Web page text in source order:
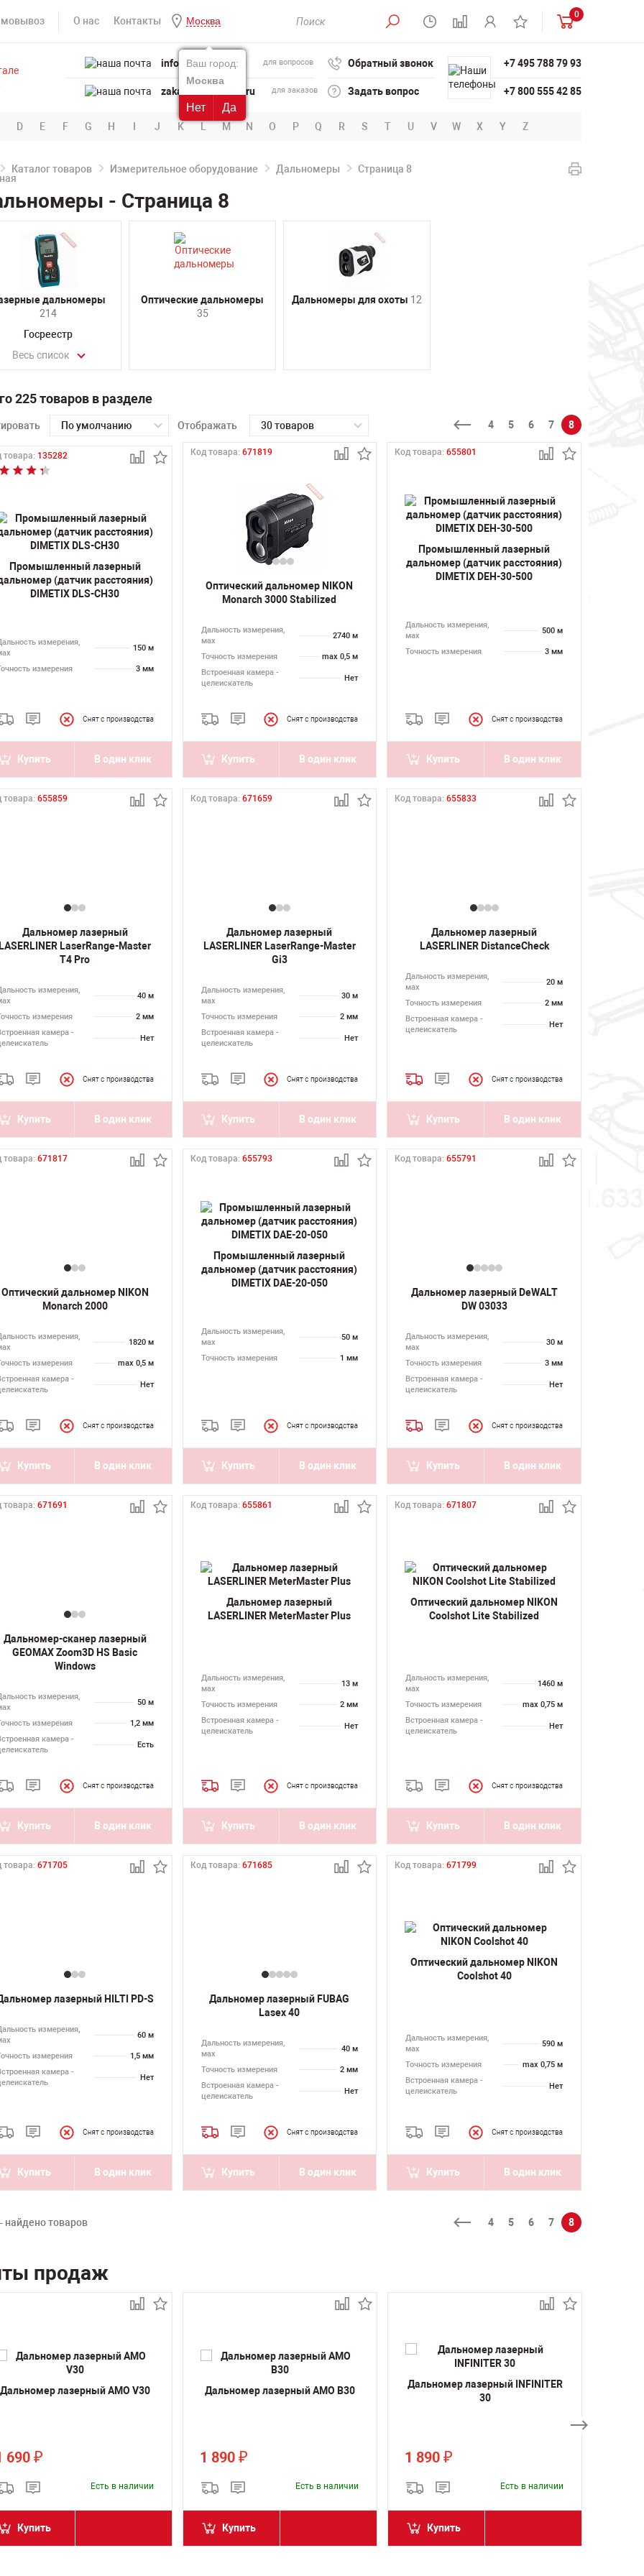
О нас Контакты Москва
Ваш город:
Москва
Нет Да
0
info@powertool.ru для вопросов
zakaz@powertool.ru для заказов
Обратный звонок
Задать вопрос
+7 495 788 79 93
+7 800 555 42 85
D E F G H I J K L M N O P Q R S T U V W X Y Z
Каталог товаров Измерительное оборудование Дальномеры Страница 8
- Страница 8
дальномеры
214
Госреестр
Весь список
Оптические дальномеры
35
Дальномеры для охоты 12
225 товаров в разделе
По умолчанию Отображать 30 товаров 4 5 6 7 8
товара: 135282
Промышленный лазерный
(датчик расстояния)
DIMETIX DLS-CH30
измерения,
150 м
измерения 3 мм
Купить В один клик
Код товара: 671819
Оптический дальномер NIKON
Monarch 3000 Stabilized
Дальность измерения,
мах
2740 м
Точность измерения
max 0,5 м
Встроенная камера -
целеискатель
Нет
Купить В один клик
Код товара:655801
Промышленный лазерный
дальномер (датчик расстояния)
DIMETIX DEH-30-500
Дальность измерения,
мах
500 м
Точность измерения 3 мм
Купить В один клик
товара: 655859
Дальномер лазерный
LaserRange-Master
T4 Pro
измерения,
40 м
измерения
2 мм
камера -
Нет
Купить В один клик
Код товара: 671659
Дальномер лазерный
LASERLINER LaserRange-Master
Gi3
Дальность измерения,
мах
30 м
Точность измерения
2 мм
Встроенная камера -
целеискатель
Нет
Купить В один клик
Код товара:655833
Дальномер лазерный
LASERLINER DistanceCheck
Дальность измерения,
мах
20 м
Точность измерения
2 мм
Встроенная камера -
целеискатель
Нет
Купить В один клик
товара: 671817
Оптический дальномер NIKON
Monarch 2000
измерения,
1820 м
измерения
max 0,5 м
камера -
Нет
Купить В один клик
Код товара: 655793
Промышленный лазерный
дальномер (датчик расстояния)
DIMETIX DAE-20-050
Дальность измерения,
мах
50 м
Точность измерения 1 мм
Купить В один клик
Код товара:655791
Дальномер лазерный DeWALT
DW 03033
Дальность измерения,
мах
30 м
Точность измерения
3 мм
Встроенная камера -
целеискатель
Нет
Купить В один клик
товара: 671691
Дальномер-сканер лазерный
GEOMAX Zoom3D HS Basic
Windows
измерения,
50 м
измерения
1,2 мм
камера -
Есть
Купить В один клик
Код товара: 655861
Дальномер лазерный
LASERLINER MeterMaster Plus
Дальность измерения,
мах
13 м
Точность измерения
2 мм
Встроенная камера -
целеискатель
Нет
Купить В один клик
Код товара:671807
Оптический дальномер NIKON
Coolshot Lite Stabilized
Дальность измерения,
мах
1460 м
Точность измерения
max 0,75 м
Встроенная камера -
целеискатель
Нет
Купить В один клик
товара: 671705
лазерный HILTI PD-S
измерения,
60 м
измерения
1,5 мм
камера -
Нет
Купить В один клик
Код товара: 671685
Дальномер лазерный FUBAG
Lasex 40
Дальность измерения,
мах
40 м
Точность измерения
2 мм
Встроенная камера -
целеискатель
Нет
Купить В один клик
Код товара:671799
Оптический дальномер NIKON
Coolshot 40
Дальность измерения,
мах
590 м
Точность измерения
max 0,75 м
Встроенная камера -
целеискатель
Нет
Купить В один клик
найдено товаров 4 5 6 7 8
продаж
Дальномер лазерный AMO V30
690 ₽
Есть в наличии
Купить
Дальномер лазерный AMO B30
1 890 ₽
Есть в наличии
Купить
Дальномер лазерный INFINITER
30
1 890 ₽
Есть в наличии
Купить